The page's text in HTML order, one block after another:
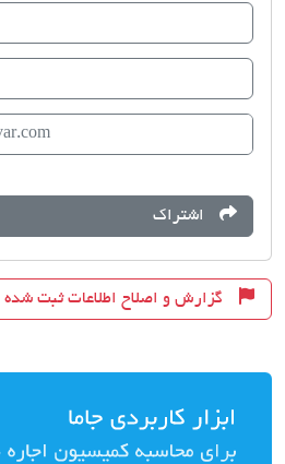
اشتراک
گزارش و اصلاح اطلاعات ثبت شده